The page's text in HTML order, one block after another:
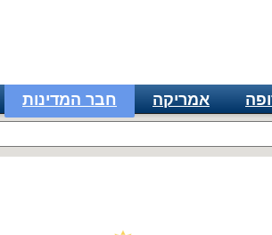
אמריקה חבר המדינות